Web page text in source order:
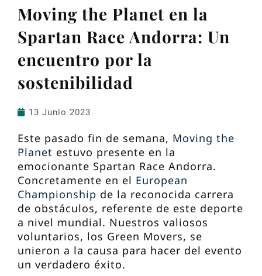
Moving the Planet en la
Spartan Race Andorra: Un
encuentro por la
sostenibilidad
13 Junio 2023
Este pasado fin de semana, Moving the
Planet estuvo presente en la
emocionante Spartan Race Andorra.
Concretamente en el European
Championship de la reconocida carrera
de obstáculos, referente de este deporte
a nivel mundial. Nuestros valiosos
voluntarios, los Green Movers, se
unieron a la causa para hacer del evento
un verdadero éxito.